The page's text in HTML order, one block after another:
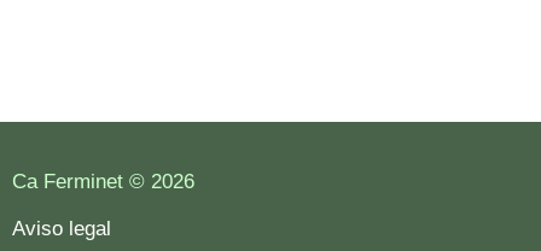
Ca Ferminet © 2026
Aviso legal